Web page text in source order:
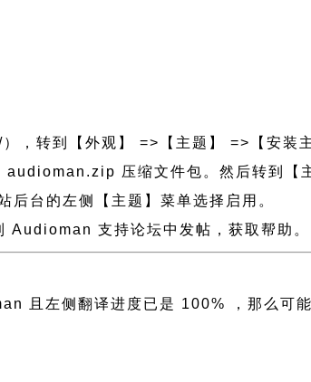
，转到【外观】 =>【主题】 =>【安装
压缩文件包。然后转到【
台的左侧【主题】菜单选择启用。
支持论坛中发帖，获取帮助。
且左侧翻译进度已是 100% ，那么可